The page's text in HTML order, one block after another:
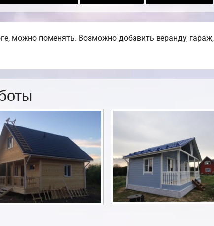
можно поменять. Возможно добавить веранду, гараж,